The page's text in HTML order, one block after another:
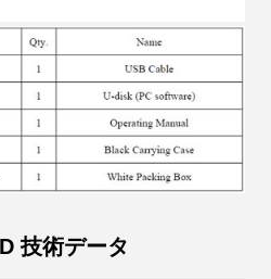
技術データ